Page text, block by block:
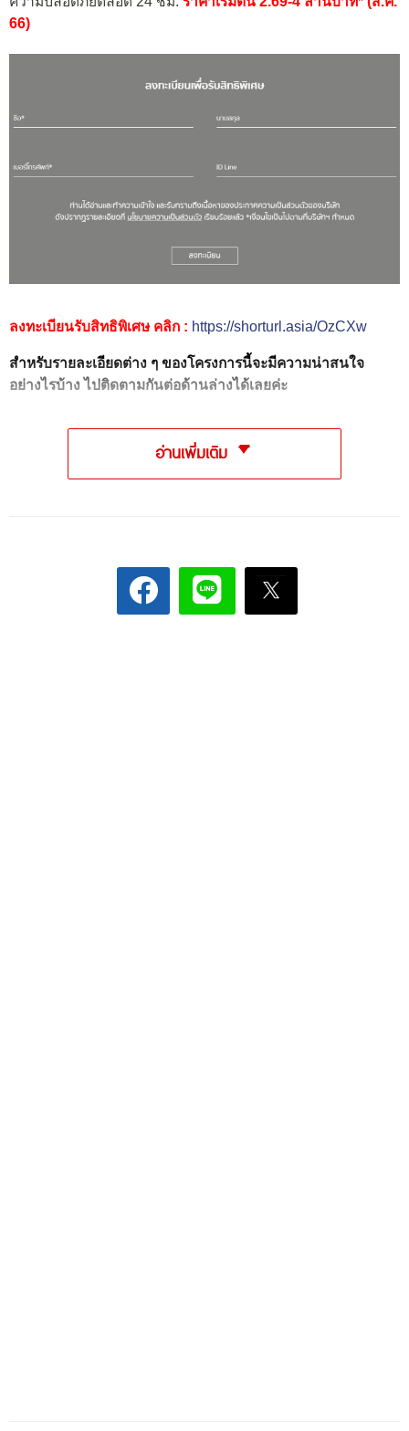
66)
ลงทะเบียนรับสิทธิพิเศษ คลิก : https://shorturl.asia/OzCXw
สำหรับรายละเอียดต่าง ๆ ของโครงการนี้จะมีความน่าสนใจ
อย่างไรบ้าง ไปติดตามกันต่อด้านล่างได้เลยค่ะ
อ่านเพิ่มเติม